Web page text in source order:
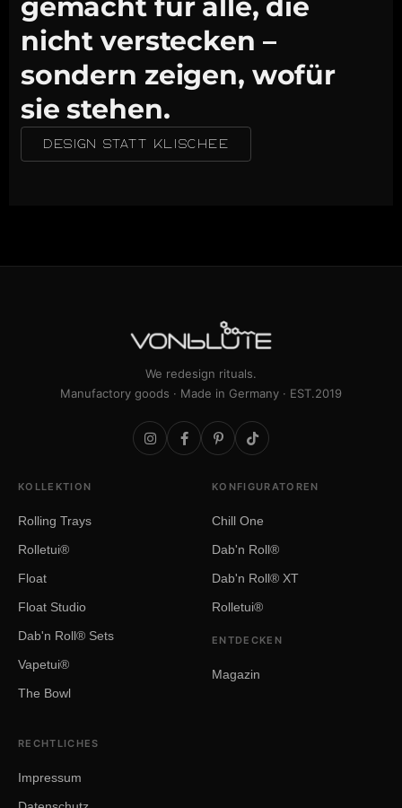
gemacht für alle, die
nicht verstecken –
sondern zeigen, wofür
sie stehen.
DESIGN STATT KLISCHEE
We redesign rituals.
Manufactory goods · Made in Germany · EST.2019
KOLLEKTION
Rolling Trays
Rolletui®
Float
Float Studio
Dab'n Roll® Sets
Vapetui®
The Bowl
KONFIGURATOREN
Chill One
Dab'n Roll®
Dab'n Roll® XT
Rolletui®
ENTDECKEN
Magazin
RECHTLICHES
Impressum